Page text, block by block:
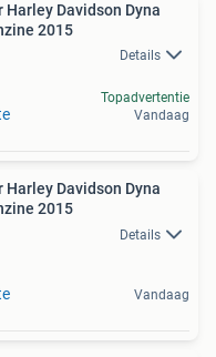
Davidson Dyna
2015
Details
Topadvertentie
Vandaag
Davidson Dyna
2015
Details
Vandaag